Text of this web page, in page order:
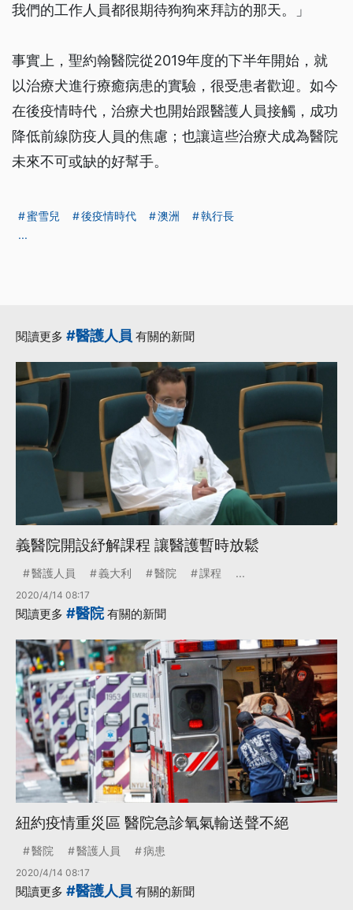
我們的工作人員都很期待狗狗來拜訪的那天。」
事實上，聖約翰醫院從2019年度的下半年開始，就
以治療犬進行療癒病患的實驗，很受患者歡迎。如今
在後疫情時代，治療犬也開始跟醫護人員接觸，成功
降低前線防疫人員的焦慮；也讓這些治療犬成為醫院
未來不可或缺的好幫手。
蜜雪兒 後疫情時代 澳洲
執行長
...
閱讀更多 #醫護人員 有關的新聞
義醫院開設紓解課程 讓醫護暫時放鬆
醫護人員 義大利 醫院 課程 ...
2020/4/14 08:17
閱讀更多 #醫院有關的新聞
紐約疫情重災區 醫院急診氧氣輸送聲不絕
醫院 醫護人員 病患
2020/4/14 08:17
閱讀更多 #醫護人員 有關的新聞